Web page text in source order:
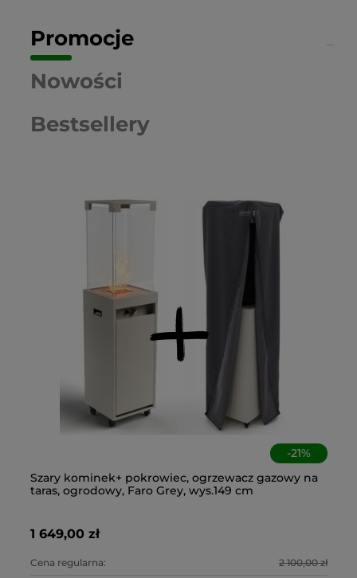
Promocje
Nowości
Bestsellery
-21%
Szary kominek+ pokrowiec, ogrzewacz gazowy na
taras, ogrodowy, Faro Grey, wys.149 cm
1 649,00 zł
Cena regularna: 2 100,00 zł